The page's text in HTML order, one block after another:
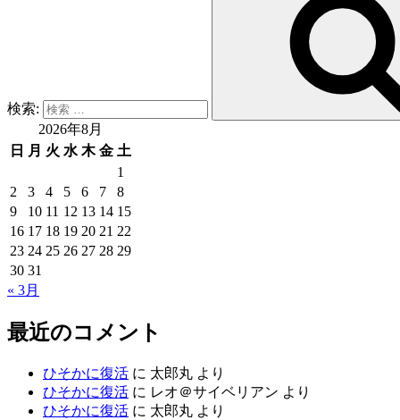
検索:
2026年8月
日
月 火 水 木 金 土
1
2
3 4 5 6 7
8
9
10 11 12 13 14 15
16 17 18 19 20 21 22
23 24 25 26 27 28 29
30 31
« 3月
最近のコメント
ひそかに復活 に 太郎丸 より
ひそかに復活 に レオ＠サイベリアン より
ひそかに復活 に 太郎丸 より